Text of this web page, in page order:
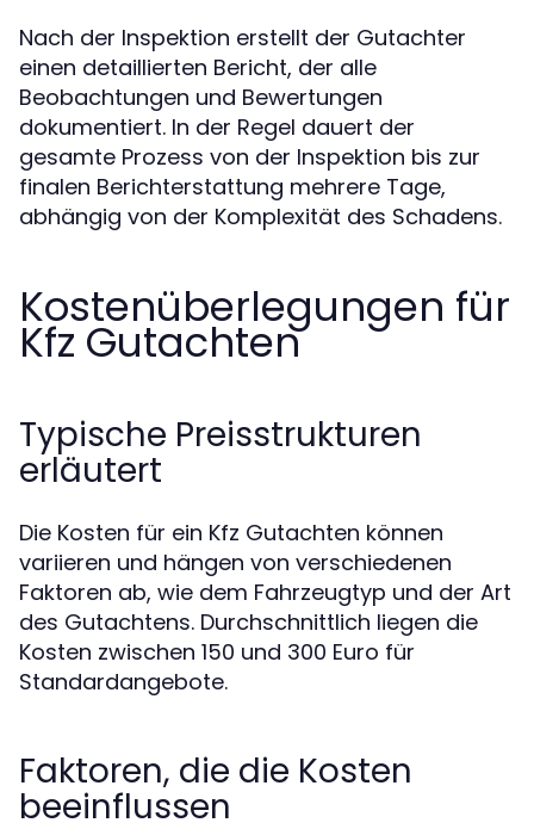
Nach der Inspektion erstellt der Gutachter
einen detaillierten Bericht, der alle
Beobachtungen und Bewertungen
dokumentiert. In der Regel dauert der
gesamte Prozess von der Inspektion bis zur
finalen Berichterstattung mehrere Tage,
abhängig von der Komplexität des Schadens.
Kostenüberlegungen für
Kfz Gutachten
Typische Preisstrukturen
erläutert
Die Kosten für ein Kfz Gutachten können
variieren und hängen von verschiedenen
Faktoren ab, wie dem Fahrzeugtyp und der Art
des Gutachtens. Durchschnittlich liegen die
Kosten zwischen 150 und 300 Euro für
Standardangebote.
Faktoren, die die Kosten
beeinflussen